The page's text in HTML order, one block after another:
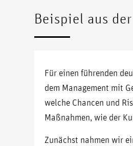
Beispiel aus
Für einen führenden
dem Management mit
welche Chancen und
Maßnahmen, wie der
Zunächst nahmen wir